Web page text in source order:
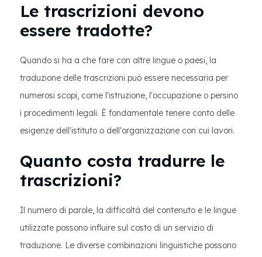
Le trascrizioni devono
essere tradotte?
Quando si ha a che fare con altre lingue o paesi, la
traduzione delle trascrizioni può essere necessaria per
numerosi scopi, come l'istruzione, l'occupazione o persino
i procedimenti legali. È fondamentale tenere conto delle
esigenze dell'istituto o dell'organizzazione con cui lavori.
Quanto costa tradurre le
trascrizioni?
Il numero di parole, la difficoltà del contenuto e le lingue
utilizzate possono influire sul costo di un servizio di
traduzione. Le diverse combinazioni linguistiche possono